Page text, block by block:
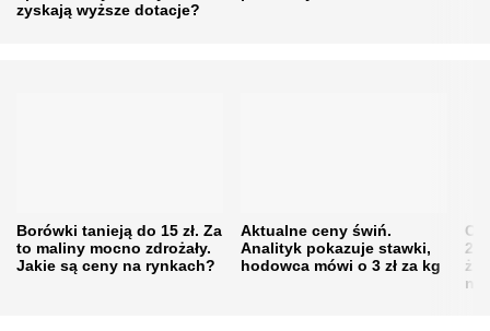
zyskają wyższe dotacje?
Borówki tanieją do 15 zł. Za
to maliny mocno zdrożały.
Jakie są ceny na rynkach?
Aktualne ceny świń.
Analityk pokazuje stawki,
hodowca mówi o 3 zł za kg